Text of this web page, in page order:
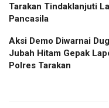
Tarakan Tindaklanjuti
Pancasila
Aksi Demo Diwarnai
Jubah Hitam Gepak
Polres Tarakan